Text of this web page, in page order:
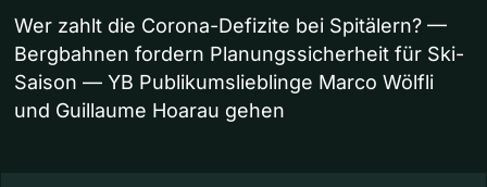
Wer zahlt die Corona-Defizite bei Spitälern? —
Bergbahnen fordern Planungssicherheit für Ski-
Saison — YB Publikumslieblinge Marco Wölfli
und Guillaume Hoarau gehen